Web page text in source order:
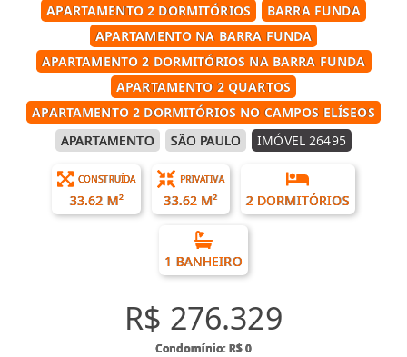
APARTAMENTO 2 DORMITÓRIOS
BARRA FUNDA
APARTAMENTO NA BARRA FUNDA
APARTAMENTO 2 DORMITÓRIOS NA BARRA FUNDA
APARTAMENTO 2 QUARTOS
APARTAMENTO 2 DORMITÓRIOS NO CAMPOS ELÍSEOS
APARTAMENTO
SÃO PAULO IMÓVEL 26495
CONSTRUÍDA
33.62 M²
PRIVATIVA
33.62 M² 2 DORMITÓRIOS
1 BANHEIRO
R$ 276.329
Condomínio: R$ 0